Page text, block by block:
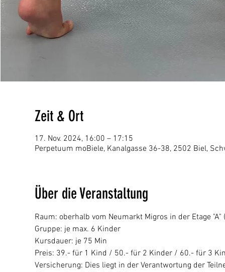
Zeit & Ort
17. Nov. 2024, 16:00 – 17:15
Perpetuum moBiele, Kanalgasse 36-38, 2502 Biel,
Über die Veranstaltung
Raum: oberhalb vom Neumarkt Migros in der Etage "A"
Gruppe: je max. 6 Kinder
Kursdauer: je 75 Min
Preis: 39.- für 1 Kind / 50.- für 2 Kinder / 60.- für 3
Versicherung: Dies liegt in der Verantwortung der